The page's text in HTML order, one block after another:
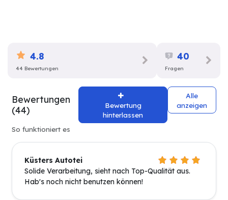
4.8
44 Bewertungen
40
Fragen
Bewertungen
(44)
Bewertung
hinterlassen
Alle
anzeigen
So funktioniert es
Küsters Autotei
Solide Verarbeitung, sieht nach Top-Qualität aus.
Hab's noch nicht benutzen können!